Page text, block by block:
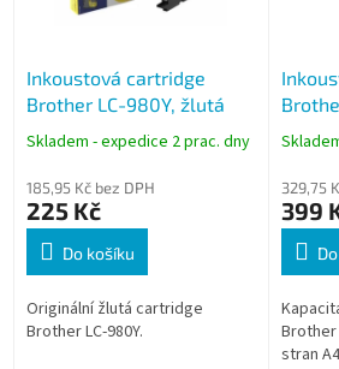
Inkoustová cartridge
Brother LC-980Y, žlutá
Skladem - expedice 2 prac. dny
185,95 Kč bez DPH
225 Kč
Do košíku
Originální žlutá cartridge
Brother LC-980Y.
329,75
399
Brother
stran